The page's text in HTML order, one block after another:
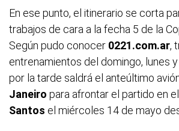
En ese punto, el itinerario se corta
trabajos de cara a la fecha 5 de la
Según pudo conocer 0221.com.ar,
entrenamientos del domingo, lunes
por la tarde saldrá el anteúltimo
Janeiro para afrontar el partido en el
Santos el miércoles 14 de mayo